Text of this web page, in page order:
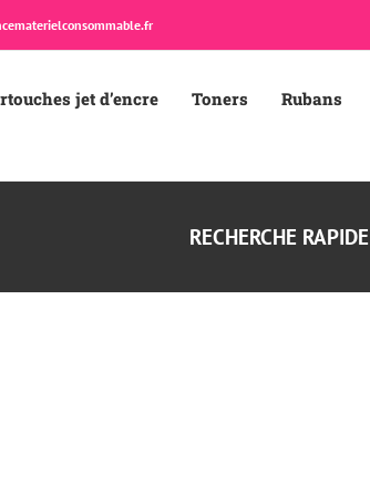
jet d’encre Toners Rubans
RECHERCHE RAPIDE